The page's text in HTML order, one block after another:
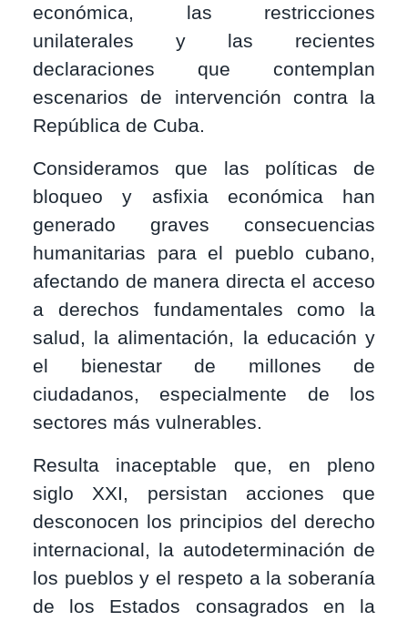
económica, las restricciones
unilaterales y las recientes
declaraciones que contemplan
escenarios de intervención contra la
República de Cuba.
Consideramos que las políticas de
bloqueo y asfixia económica han
generado graves consecuencias
humanitarias para el pueblo cubano,
afectando de manera directa el acceso
a derechos fundamentales como la
salud, la alimentación, la educación y
el bienestar de millones de
ciudadanos, especialmente de los
sectores más vulnerables.
Resulta inaceptable que, en pleno
siglo XXI, persistan acciones que
desconocen los principios del derecho
internacional, la autodeterminación de
los pueblos y el respeto a la soberanía
de los Estados consagrados en la